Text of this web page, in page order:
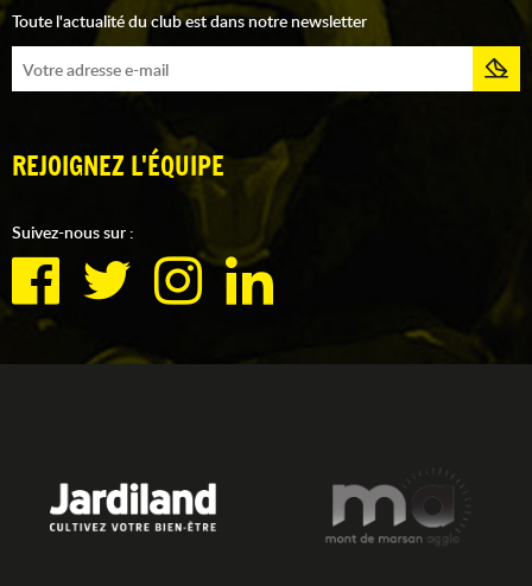
Toute l'actualité du club est dans notre newsletter
REJOIGNEZ L'ÉQUIPE
Suivez-nous sur :